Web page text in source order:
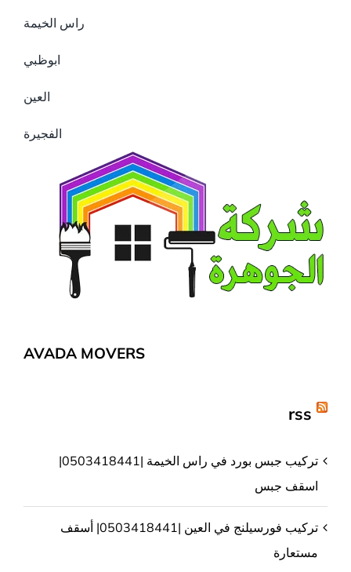
راس الخيمة
ابوظبي
العين
الفجيرة
AVADA MOVERS
rss
تركيب جبس بورد في راس الخيمة |0503418441|
اسقف جبس
تركيب فورسيلنج في العين |0503418441| أسقف
مستعارة